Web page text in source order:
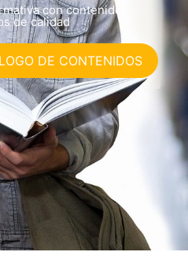
con contenidos
de calidad
DE CONTENIDOS